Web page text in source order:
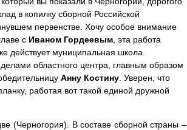
в копилку сборной Российской
первенстве. Хочу особое внимание
с Иваном Гордеевым , эта работа
действует муниципальная школа
областного центра, главным образом
Анну Костину . Уверен, что
работая вот такой единой дружной
(Черногория). В составе сборной страны –